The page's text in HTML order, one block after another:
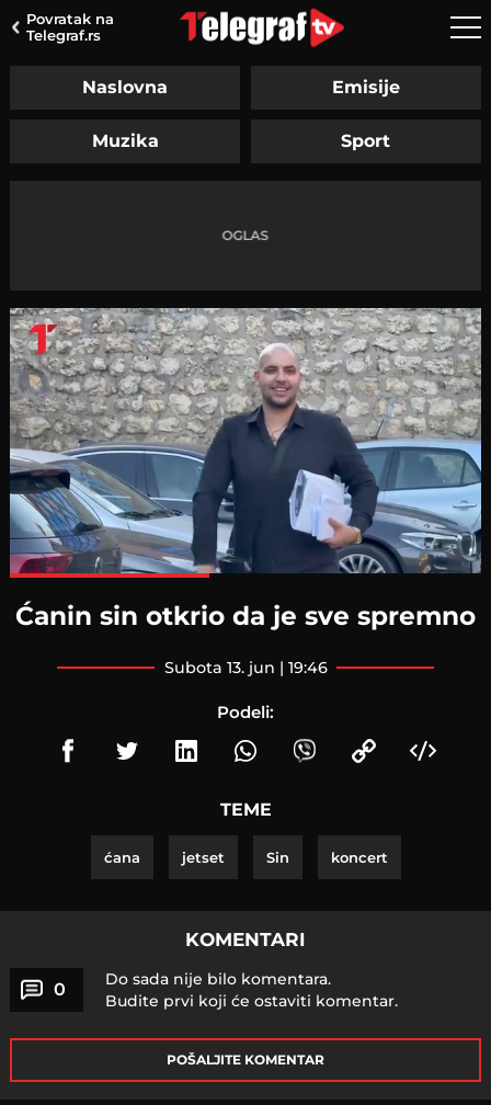
Povratak na
Telegraf.rs
Naslovna Emisije
Muzika Sport
Ćanin sin otkrio da je sve spremno
subota 13. jun | 19:46
Podeli:
TEME
ćana jetset Sin koncert
KOMENTARI
0
Do sada nije bilo komentara.
Budite prvi koji će ostaviti komentar.
POŠALJITE KOMENTAR